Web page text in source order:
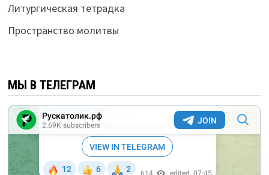
Литургическая тетрадка
Пространство молитвы
МЫ В ТЕЛЕГРАМ